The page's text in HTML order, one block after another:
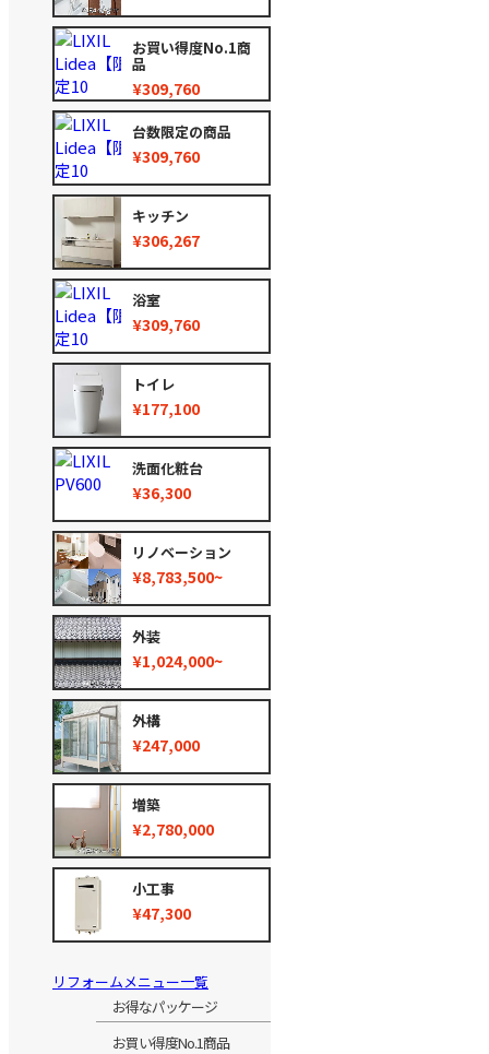
お買い得度No.1商
品
¥309,760
台数限定の商品
¥309,760
キッチン
¥306,267
浴室
¥309,760
トイレ
¥177,100
洗面化粧台
¥36,300
リノベーション
¥8,783,500~
外装
¥1,024,000~
外構
¥247,000
増築
¥2,780,000
小工事
¥47,300
リフォームメニュー一覧
お得なパッケージ
お買い得度No.1商品